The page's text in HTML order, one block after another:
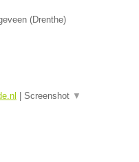
(Drenthe)
Screenshot ▼